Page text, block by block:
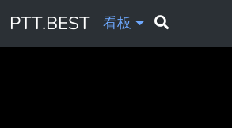
PTT.BEST 看板